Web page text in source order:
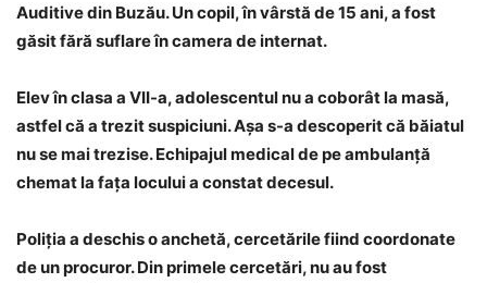
Auditive din Buzău. Un copil, în vârstă de 15 ani, a fost
găsit fără suflare în camera de internat.
Elev în clasa a VII-a, adolescentul nu a coborât la masă,
astfel că a trezit suspiciuni. Așa s-a descoperit că băiatul
nu se mai trezise. Echipajul medical de pe ambulanță
chemat la fața locului a constat decesul.
Poliția a deschis o anchetă, cercetările fiind coordonate
de un procuror. Din primele cercetări, nu au fost